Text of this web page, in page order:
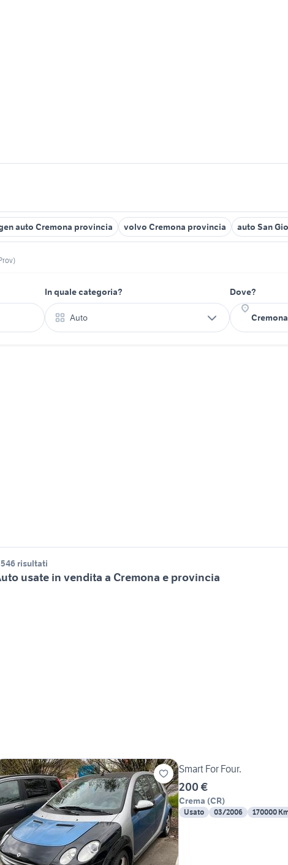
auto Cremona provincia volvo Cremona provincia auto San
In quale categoria?
Auto
Dove?
risultati
usate in vendita a Cremona e provincia
Smart For Four.
200 €
Crema (CR)
Usato 03/2006 170000